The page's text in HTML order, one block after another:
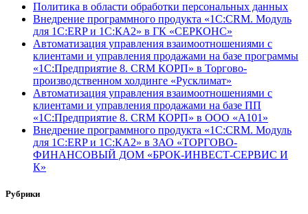
Политика в области обработки персональных данных
Внедрение программного продукта «1С:CRM. Модуль
для 1С:ERP и 1С:КА2» в ГК «СЕРКОНС»
Автоматизация управления взаимоотношениями с
клиентами и управления продажами на базе программы
«1С:Предприятие 8. CRM КОРП» в Торгово-
производственном холдинге «Русклимат»
Автоматизация управления взаимоотношениями с
клиентами и управления продажами на базе ПП
«1С:Предприятие 8. CRM КОРП» в ООО «А101»
Внедрение программного продукта «1С:CRM. Модуль
для 1С:ERP и 1С:КА2» в ЗАО «ТОРГОВО-
ФИНАНСОВЫЙ ДОМ «БРОК-ИНВЕСТ-СЕРВИС И
К»
Рубрики